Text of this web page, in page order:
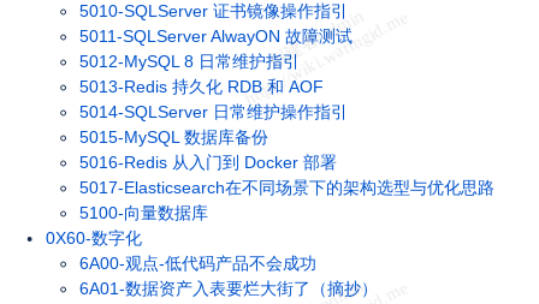
5010-SQLServer 证书镜像操作指引
5011-SQLServer AlwayON 故障测试
5012-MySQL 8 日常维护指引
5013-Redis 持久化 RDB 和 AOF
5014-SQLServer 日常维护操作指引
5015-MySQL 数据库备份
5016-Redis 从入门到 Docker 部署
5017-Elasticsearch在不同场景下的架构选型与优化思路
5100-向量数据库
0X60-数字化
6A00-观点-低代码产品不会成功
6A01-数据资产入表要烂大街了（摘抄）